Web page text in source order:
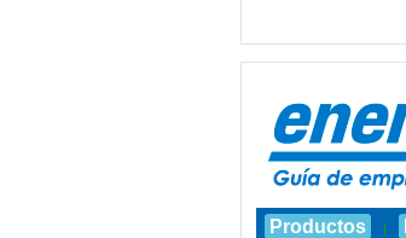
Productos |